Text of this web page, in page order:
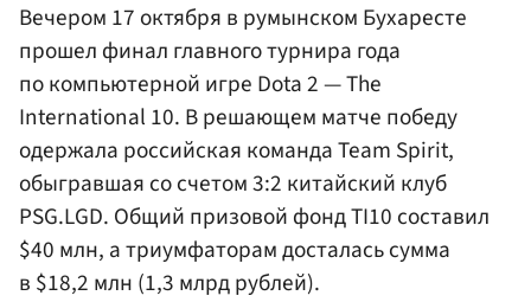
Вечером 17 октября в румынском Бухаресте
прошел финал главного турнира года
по компьютерной игре Dota 2 — The
International 10. В решающем матче победу
одержала российская команда Team Spirit,
обыгравшая со счетом 3:2 китайский клуб
PSG.LGD. Общий призовой фонд TI10 составил
$40 млн, а триумфаторам досталась сумма
в $18,2 млн (1,3 млрд рублей).